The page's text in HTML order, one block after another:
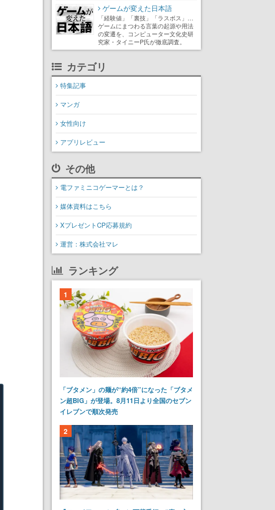
ゲームが変えた日本語
「経験値」「裏技」「ラスボス」…
ゲームにまつわる言葉の起源や用法
の変遷を、コンピューター文化史研
究家・タイニーP氏が徹底調査。
カテゴリ
特集記事
マンガ
女性向け
アプリレビュー
その他
電ファミニコゲーマーとは？
媒体資料はこちら
XプレゼントCP応募規約
運営：株式会社マレ
ランキング
1
「ブタメン」の麺が“約4倍”になった「ブタメ
ン超BIG」が登場。8月11日より全国のセブン
イレブンで順次発売
2